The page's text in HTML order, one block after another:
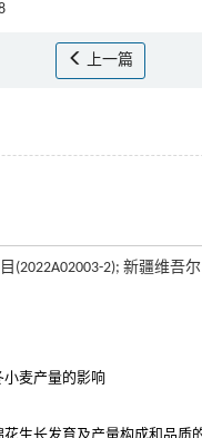
上一篇
2); 新疆维吾